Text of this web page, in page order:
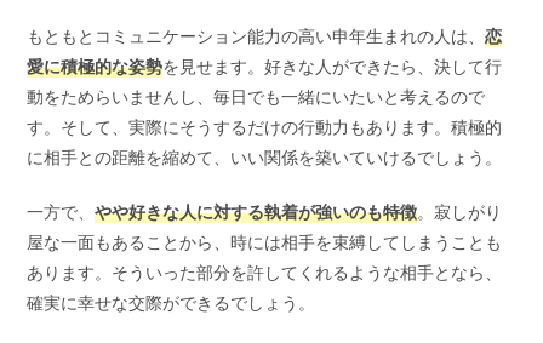
もともとコミュニケーション能力の高い申年生まれの人は、恋
愛に積極的な姿勢を見せます。好きな人ができたら、決して行
動をためらいませんし、毎日でも一緒にいたいと考えるので
す。そして、実際にそうするだけの行動力もあります。積極的
に相手との距離を縮めて、いい関係を築いていけるでしょう。
一方で、やや好きな人に対する執着が強いのも特徴。寂しがり
屋な一面もあることから、時には相手を束縛してしまうことも
あります。そういった部分を許してくれるような相手となら、
確実に幸せな交際ができるでしょう。